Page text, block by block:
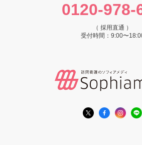
0120-978-
（ 採用直通 ）
受付時間：9:00〜